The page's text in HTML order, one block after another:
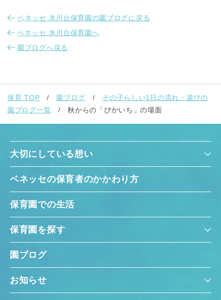
ベネッセ 氷川台保育園の園ブログに戻る
ベネッセ 氷川台保育園へ
園ブログへ戻る
保育 TOP 園ブログ
その子らしい1日の流れ・遊びの
園ブログ一覧
秋からの「ぴかいち」の場面
大切にしている想い
ベネッセの保育者のかかわり方
保育園での生活
保育園を探す
園ブログ
お知らせ